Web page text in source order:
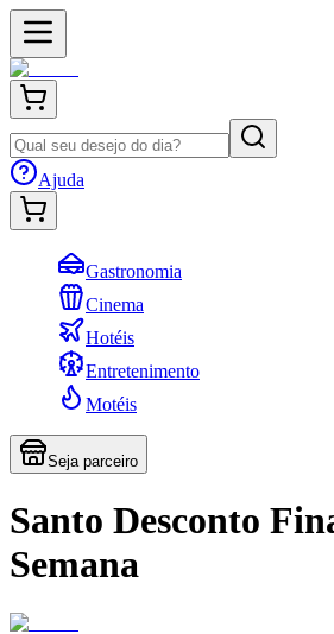
Ajuda
Gastronomia
Cinema
Hotéis
Entretenimento
Motéis
Seja parceiro
Santo Desconto
Semana